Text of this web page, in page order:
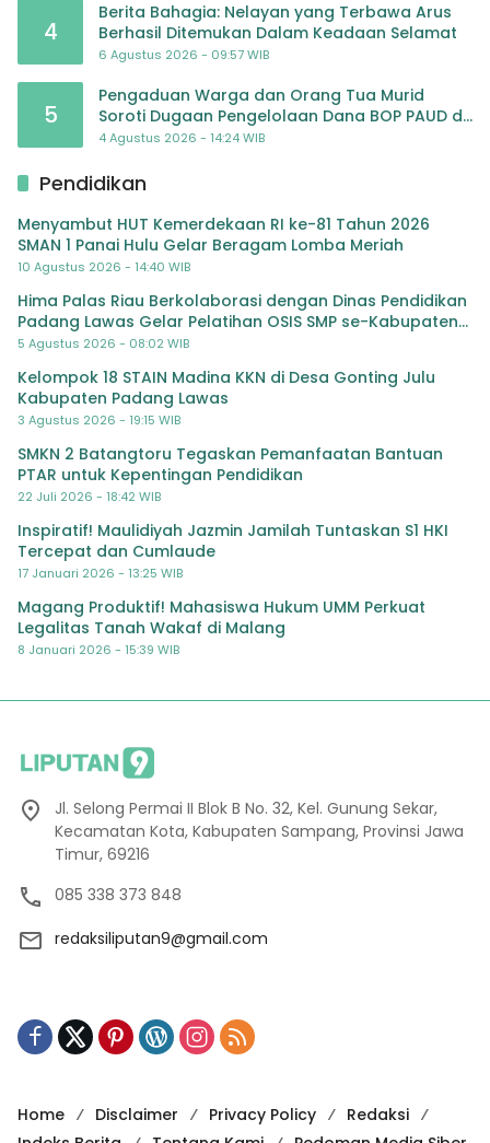
4
Berita Bahagia: Nelayan yang Terbawa Arus
Berhasil Ditemukan Dalam Keadaan Selamat
6 Agustus 2026 - 09:57 WIB
5
Pengaduan Warga dan Orang Tua Murid
Soroti Dugaan Pengelolaan Dana BOP PAUD di
TK Al-Ikhlas Tapanuli Selatan
4 Agustus 2026 - 14:24 WIB
Pendidikan
Menyambut HUT Kemerdekaan RI ke-81 Tahun 2026
SMAN 1 Panai Hulu Gelar Beragam Lomba Meriah
10 Agustus 2026 - 14:40 WIB
Hima Palas Riau Berkolaborasi dengan Dinas Pendidikan
Padang Lawas Gelar Pelatihan OSIS SMP se-Kabupaten
Padang Lawas
5 Agustus 2026 - 08:02 WIB
Kelompok 18 STAIN Madina KKN di Desa Gonting Julu
Kabupaten Padang Lawas
3 Agustus 2026 - 19:15 WIB
SMKN 2 Batangtoru Tegaskan Pemanfaatan Bantuan
PTAR untuk Kepentingan Pendidikan
22 Juli 2026 - 18:42 WIB
Inspiratif! Maulidiyah Jazmin Jamilah Tuntaskan S1 HKI
Tercepat dan Cumlaude
17 Januari 2026 - 13:25 WIB
Magang Produktif! Mahasiswa Hukum UMM Perkuat
Legalitas Tanah Wakaf di Malang
8 Januari 2026 - 15:39 WIB
Jl. Selong Permai II Blok B No. 32, Kel. Gunung Sekar,
Kecamatan Kota, Kabupaten Sampang, Provinsi Jawa
Timur, 69216
085 338 373 848
redaksiliputan9@gmail.com
Home Disclaimer Privacy Policy
Redaksi